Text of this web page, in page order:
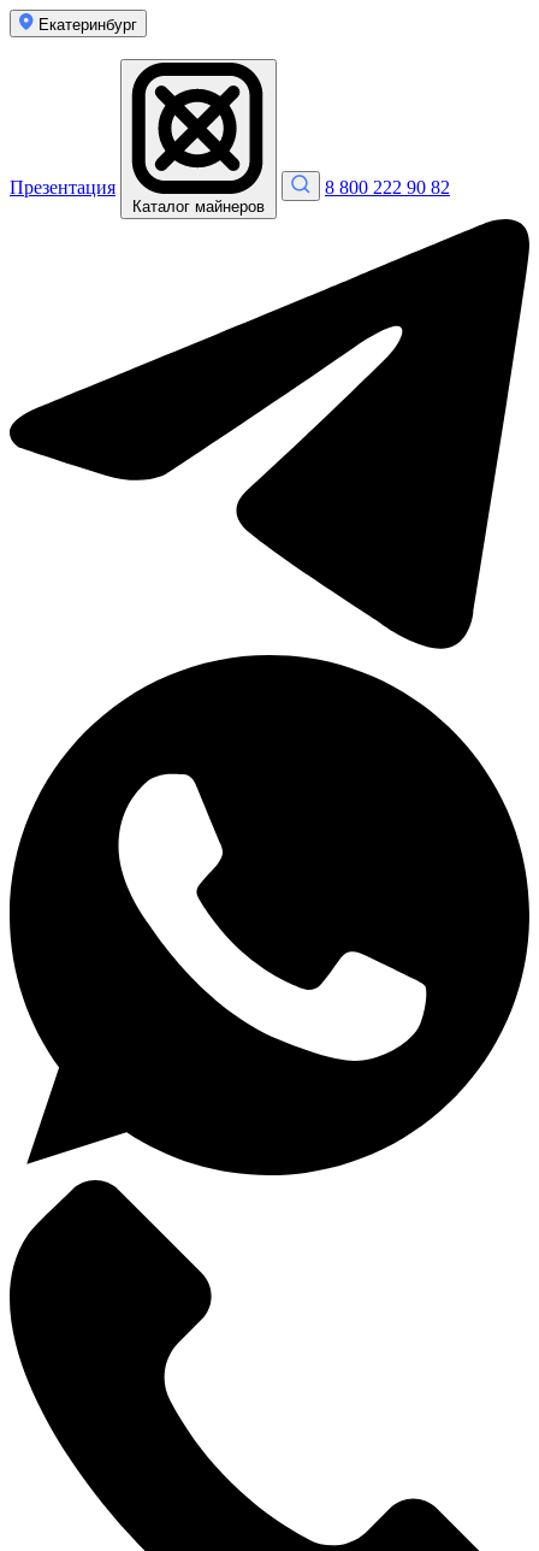
Екатеринбург
Презентация
Каталог майнеров
8 800 222 90 82